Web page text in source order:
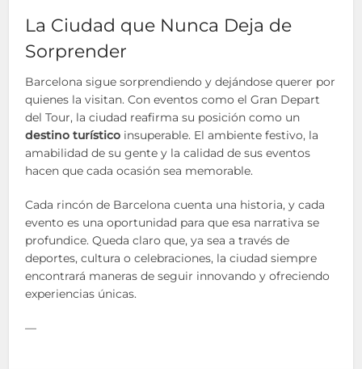
La Ciudad que Nunca Deja de
Sorprender
Barcelona sigue sorprendiendo y dejándose querer por
quienes la visitan. Con eventos como el Gran Depart
del Tour, la ciudad reafirma su posición como un
destino turístico insuperable. El ambiente festivo, la
amabilidad de su gente y la calidad de sus eventos
hacen que cada ocasión sea memorable.
Cada rincón de Barcelona cuenta una historia, y cada
evento es una oportunidad para que esa narrativa se
profundice. Queda claro que, ya sea a través de
deportes, cultura o celebraciones, la ciudad siempre
encontrará maneras de seguir innovando y ofreciendo
experiencias únicas.
—